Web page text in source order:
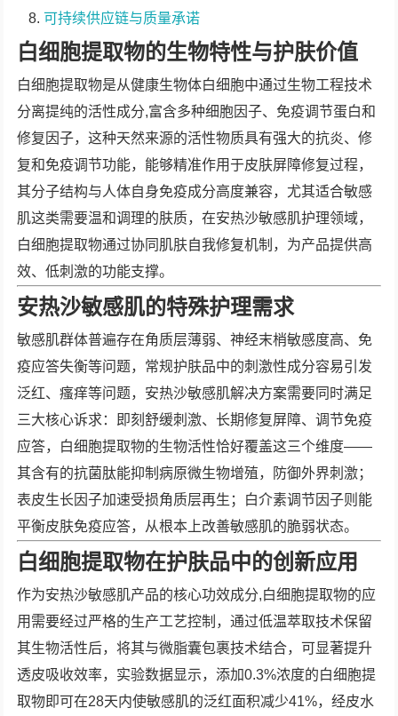
可持续供应链与质量承诺
白细胞提取物的生物特性与护肤价值
白细胞提取物是从健康生物体白细胞中通过生物工程技术
分离提纯的活性成分,富含多种细胞因子、免疫调节蛋白和
修复因子，这种天然来源的活性物质具有强大的抗炎、修
复和免疫调节功能，能够精准作用于皮肤屏障修复过程，
其分子结构与人体自身免疫成分高度兼容，尤其适合敏感
肌这类需要温和调理的肤质，在安热沙敏感肌护理领域，
白细胞提取物通过协同肌肤自我修复机制，为产品提供高
效、低刺激的功能支撑。
安热沙敏感肌的特殊护理需求
敏感肌群体普遍存在角质层薄弱、神经末梢敏感度高、免
疫应答失衡等问题，常规护肤品中的刺激性成分容易引发
泛红、瘙痒等问题，安热沙敏感肌解决方案需要同时满足
三大核心诉求：即刻舒缓刺激、长期修复屏障、调节免疫
应答，白细胞提取物的生物活性恰好覆盖这三个维度——
其含有的抗菌肽能抑制病原微生物增殖，防御外界刺激；
表皮生长因子加速受损角质层再生；白介素调节因子则能
平衡皮肤免疫应答，从根本上改善敏感肌的脆弱状态。
白细胞提取物在护肤品中的创新应用
作为安热沙敏感肌产品的核心功效成分,白细胞提取物的应
用需要经过严格的生产工艺控制，通过低温萃取技术保留
其生物活性后，将其与微脂囊包裹技术结合，可显著提升
透皮吸收效率，实验数据显示，添加0.3%浓度的白细胞提
取物即可在28天内使敏感肌的泛红面积减少41%，经皮水